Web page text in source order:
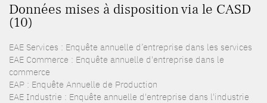
Données mises à disposition via le CASD
(10)
EAE Services : Enquête annuelle d’entreprise dans les services
EAE Commerce : Enquête annuelle d'entreprise dans le
commerce
EAP : Enquête Annuelle de Production
EAE Industrie : Enquête annuelle d'entreprise dans l'industrie